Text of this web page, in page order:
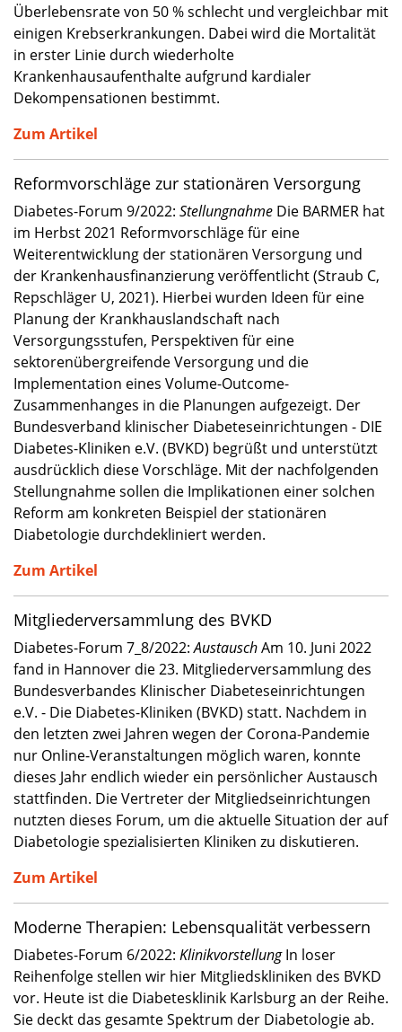
Überlebensrate von 50 % schlecht und vergleichbar mit
einigen Krebserkrankungen. Dabei wird die Mortalität
in erster Linie durch wiederholte
Krankenhausaufenthalte aufgrund kardialer
Dekompensationen bestimmt.
Zum Artikel
Reformvorschläge zur stationären Versorgung
Diabetes-Forum 9/2022: Stellungnahme Die BARMER hat
im Herbst 2021 Reformvorschläge für eine
Weiterentwicklung der stationären Versorgung und
der Krankenhausfinanzierung veröffentlicht (Straub C,
Repschläger U, 2021). Hierbei wurden Ideen für eine
Planung der Krankhauslandschaft nach
Versorgungsstufen, Perspektiven für eine
sektorenübergreifende Versorgung und die
Implementation eines Volume-Outcome-
Zusammenhanges in die Planungen aufgezeigt. Der
Bundesverband klinischer Diabeteseinrichtungen - DIE
Diabetes-Kliniken e.V. (BVKD) begrüßt und unterstützt
ausdrücklich diese Vorschläge. Mit der nachfolgenden
Stellungnahme sollen die Implikationen einer solchen
Reform am konkreten Beispiel der stationären
Diabetologie durchdekliniert werden.
Zum Artikel
Mitgliederversammlung des BVKD
Diabetes-Forum 7_8/2022:AustauschAm 10. Juni 2022
fand in Hannover die 23. Mitgliederversammlung des
Bundesverbandes Klinischer Diabeteseinrichtungen
e.V. - Die Diabetes-Kliniken (BVKD) statt. Nachdem in
den letzten zwei Jahren wegen der Corona-Pandemie
nur Online-Veranstaltungen möglich waren, konnte
dieses Jahr endlich wieder ein persönlicher Austausch
stattfinden. Die Vertreter der Mitgliedseinrichtungen
nutzten dieses Forum, um die aktuelle Situation der auf
Diabetologie spezialisierten Kliniken zu diskutieren.
Zum Artikel
Moderne Therapien: Lebensqualität verbessern
Diabetes-Forum 6/2022: KlinikvorstellungIn loser
Reihenfolge stellen wir hier Mitgliedskliniken des BVKD
vor. Heute ist die Diabetesklinik Karlsburg an der Reihe.
Sie deckt das gesamte Spektrum der Diabetologie ab.